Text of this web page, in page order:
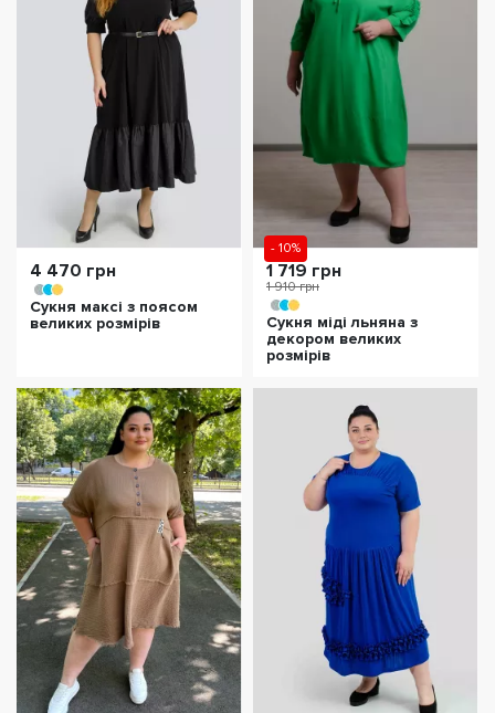
4 470 грн
Сукня максі з поясом
великих розмірів
- 10%
1 719 грн
1 910 грн
Сукня міді льняна з
декором великих
розмірів